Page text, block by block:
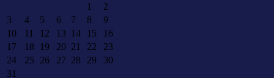
1
2
3
4 5 6 7 8
9
10
11 12 13 14 15
16
17
18 19 20 21 22
23
24
25 26 27 28 29
30
31